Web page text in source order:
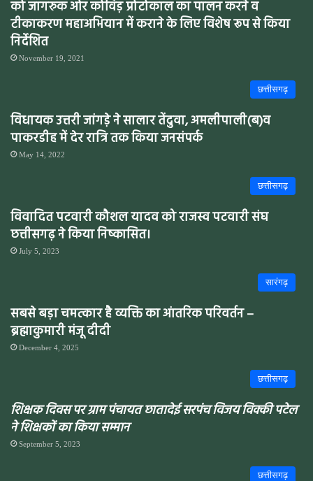
को जागरुक ओर कोविड़ प्रोटोकाल का पालन करने व
टीकाकरण महाअभियान में कराने के लिए विशेष रूप से किया
निर्देशित
November 19, 2021
छत्तीसगढ़
विधायक उत्तरी जांगड़े ने सालार तेंदुवा, अमलीपाली(ब)व
पाकरडीह में देर रात्रि तक किया जनसंपर्क
May 14, 2022
छत्तीसगढ़
विवादित पटवारी कौशल यादव को राजस्व पटवारी संघ
छत्तीसगढ़ ने किया निष्कासित।
July 5, 2023
सारंगढ़
सबसे बड़ा चमत्कार है व्यक्ति का आंतरिक परिवर्तन –
ब्रह्माकुमारी मंजू दीदी
December 4, 2025
छत्तीसगढ़
शिक्षक दिवस पर ग्राम पंचायत छातादेई सरपंच विजय विक्की पटेल
ने शिक्षकों का किया सम्मान
September 5, 2023
छत्तीसगढ़